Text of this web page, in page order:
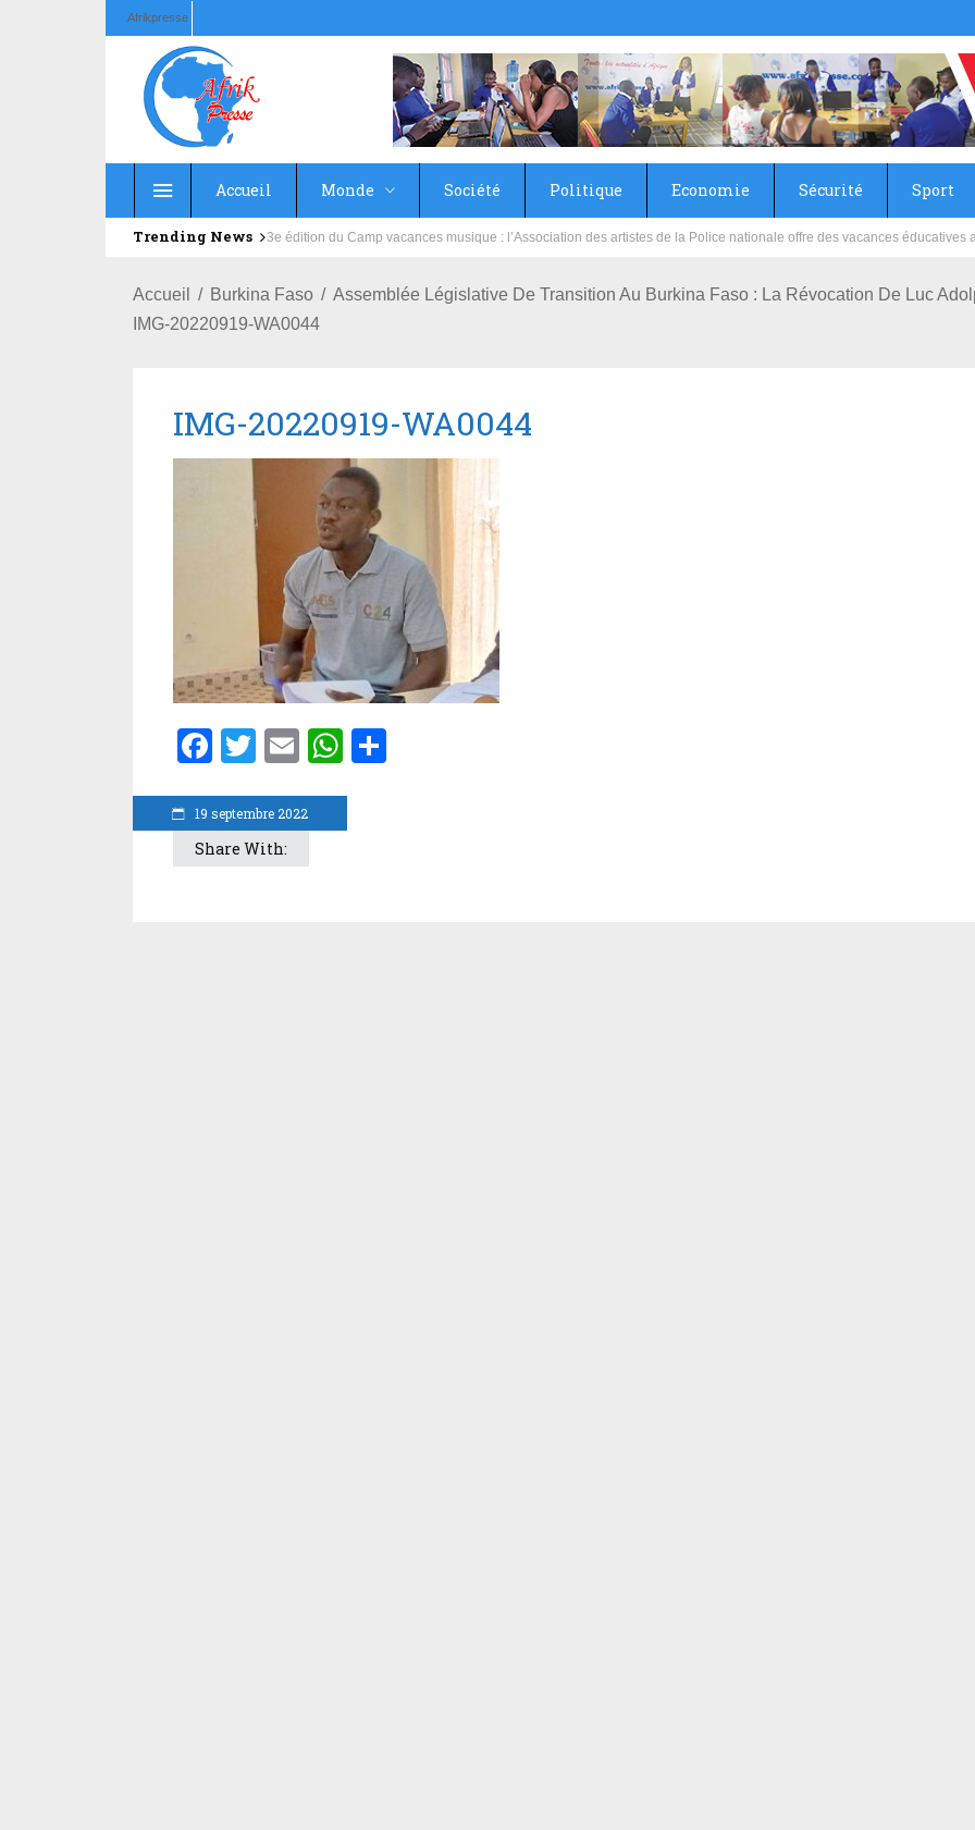
Afrikpresse
Accueil Monde Société Politique Economie Sécurité Sport
Trending News Education : la fédération de la Russie rénove les écoles primaire et collège du Camp Général Aboubacar Sangoulé
Accueil Burkina Faso
Assemblée Législative De Transition Au Burkina Faso : La Révocation De Luc
IMG-20220919-WA0044
19 septembre 2022
IMG-20220919-WA0044
Facebook
Twitter
EmailWhatsApp
Share With: